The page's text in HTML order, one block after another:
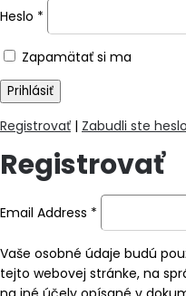
Heslo *
Zapamätať si ma
Registrovať | Zabudli ste
Registrovať
Email Address *
Vaše osobné údaje budú
tejto webovej stránke, na